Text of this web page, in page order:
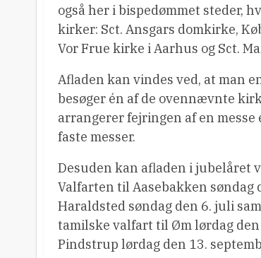
også her i bispedømmet steder,
kirker: Sct. Ansgars domkirke,
Vor Frue kirke i Aarhus og Sct.
Afladen kan vindes ved, at man
besøger én af de ovennævnte
arrangerer fejringen af en
faste messer.
Desuden kan afladen i jubelåret
Valfarten til Aasebakken søndag
Haraldsted søndag den 6. juli
tamilske valfart til Øm lørdag
Pindstrup lørdag den 13.